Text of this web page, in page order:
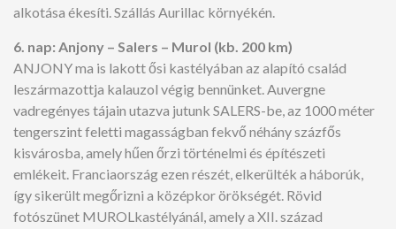
alkotása ékesíti. Szállás Aurillac környékén.
6. nap: Anjony – Salers – Murol (kb. 200 km)
ANJONY ma is lakott ősi kastélyában az alapító család
leszármazottja kalauzol végig bennünket. Auvergne
vadregényes tájain utazva jutunk SALERS-be, az 1000 méter
tengerszint feletti magasságban fekvő néhány százfős
kisvárosba, amely hűen őrzi történelmi és építészeti
emlékeit. Franciaország ezen részét, elkerülték a háborúk,
így sikerült megőrizni a középkor örökségét. Rövid
fotószünet MUROLkastélyánál, amely a XII. század